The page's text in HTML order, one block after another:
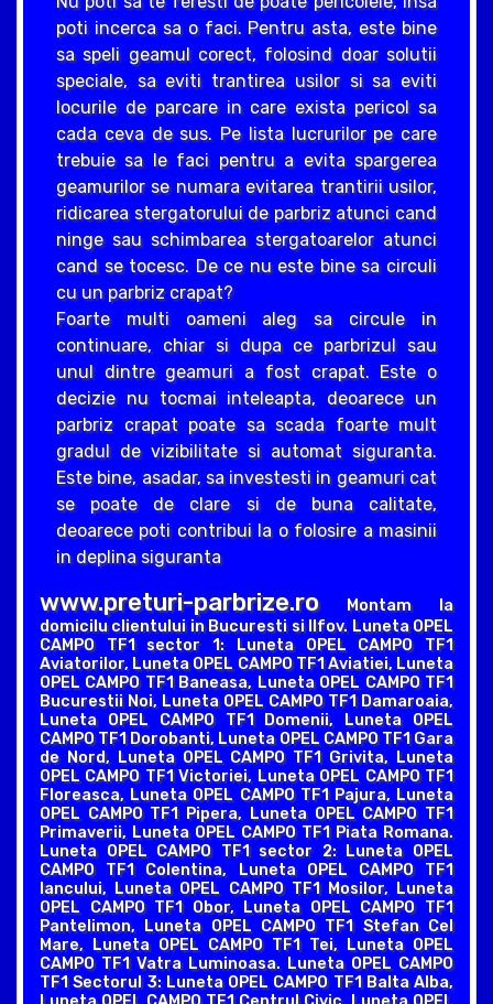
poti incerca sa o faci. Pentru asta, este bine
sa speli geamul corect, folosind doar solutii
speciale, sa eviti trantirea usilor si sa eviti
locurile de parcare in care exista pericol sa
cada ceva de sus. Pe lista lucrurilor pe care
trebuie sa le faci pentru a evita spargerea
geamurilor se numara evitarea trantirii usilor,
ridicarea stergatorului de parbriz atunci cand
ninge sau schimbarea stergatoarelor atunci
cand se tocesc. De ce nu este bine sa circuli
cu un parbriz crapat?
Foarte multi oameni aleg sa circule in
continuare, chiar si dupa ce parbrizul sau
unul dintre geamuri a fost crapat. Este o
decizie nu tocmai inteleapta, deoarece un
parbriz crapat poate sa scada foarte mult
gradul de vizibilitate si automat siguranta.
Este bine, asadar, sa investesti in geamuri cat
se poate de clare si de buna calitate,
deoarece poti contribui la o folosire a masinii
in deplina siguranta
www.preturi-parbrize.roMontam la
domicilu clientului in Bucuresti si Ilfov. Luneta OPEL
CAMPO TF1 sector 1: Luneta OPEL CAMPO TF1
Aviatorilor, Luneta OPEL CAMPO TF1 Aviatiei, Luneta
OPEL CAMPO TF1 Baneasa, Luneta OPEL CAMPO TF1
Bucurestii Noi, Luneta OPEL CAMPO TF1 Damaroaia,
Luneta OPEL CAMPO TF1 Domenii, Luneta OPEL
CAMPO TF1 Dorobanti, Luneta OPEL CAMPO TF1 Gara
de Nord, Luneta OPEL CAMPO TF1 Grivita, Luneta
OPEL CAMPO TF1 Victoriei, Luneta OPEL CAMPO TF1
Floreasca, Luneta OPEL CAMPO TF1 Pajura, Luneta
OPEL CAMPO TF1 Pipera, Luneta OPEL CAMPO TF1
Primaverii, Luneta OPEL CAMPO TF1 Piata Romana.
Luneta OPEL CAMPO TF1 sector 2: Luneta OPEL
CAMPO TF1 Colentina, Luneta OPEL CAMPO TF1
Iancului, Luneta OPEL CAMPO TF1 Mosilor, Luneta
OPEL CAMPO TF1 Obor, Luneta OPEL CAMPO TF1
Pantelimon, Luneta OPEL CAMPO TF1 Stefan Cel
Mare, Luneta OPEL CAMPO TF1 Tei, Luneta OPEL
CAMPO TF1 Vatra Luminoasa. Luneta OPEL CAMPO
TF1 Sectorul 3: Luneta OPEL CAMPO TF1 Balta Alba,